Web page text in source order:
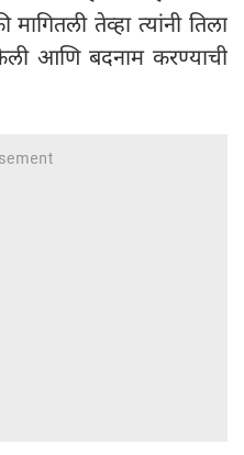
तेव्हा त्यांनी तिला
आणि बदनाम करण्याची